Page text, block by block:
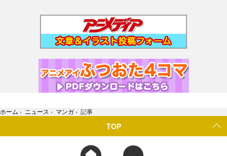
ホーム › ニュース › マンガ › 記事
TOP